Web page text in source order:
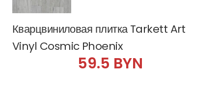
Кварцвиниловая плитка Tarkett Art
Vinyl Cosmic Phoenix
59.5 BYN